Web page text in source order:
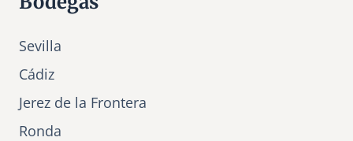
Sevilla
Cádiz
Jerez de la Frontera
Ronda